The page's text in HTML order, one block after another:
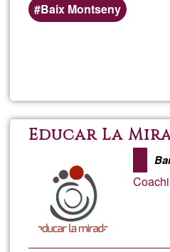
Baix Montseny
Educar La